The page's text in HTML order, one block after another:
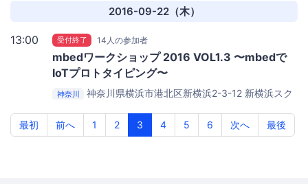
2016-09-22（木）
13:00 受付終了 14人の参加者
mbedワークショップ 2016 VOL1.3 〜mbedで
IoTプロトタイピング〜
神奈川
神奈川県横浜市港北区新横浜2-3-12 新横浜スク
最初
前へ 1 2 3 4 5 6 次へ 最後